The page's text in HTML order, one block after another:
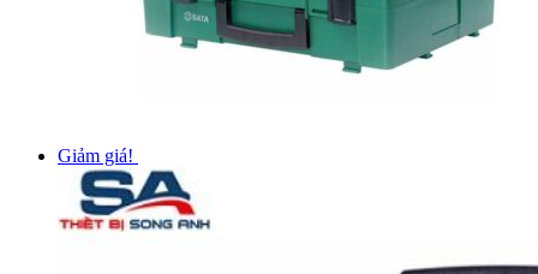
Giảm giá!